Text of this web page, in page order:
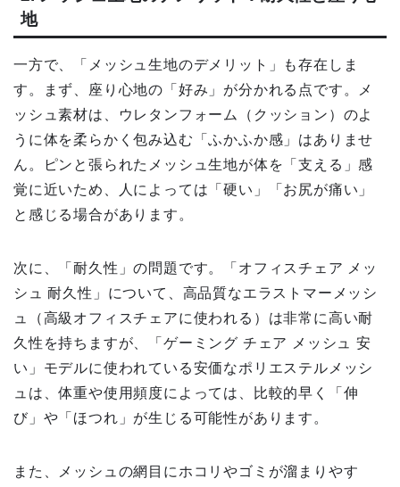
地
一方で、「メッシュ生地のデメリット」も存在しま
す。まず、座り心地の「好み」が分かれる点です。メ
ッシュ素材は、ウレタンフォーム（クッション）のよ
うに体を柔らかく包み込む「ふかふか感」はありませ
ん。ピンと張られたメッシュ生地が体を「支える」感
覚に近いため、人によっては「硬い」「お尻が痛い」
と感じる場合があります。
次に、「耐久性」の問題です。「オフィスチェア メッ
シュ 耐久性」について、高品質なエラストマーメッシ
ュ（高級オフィスチェアに使われる）は非常に高い耐
久性を持ちますが、「ゲーミング チェア メッシュ 安
い」モデルに使われている安価なポリエステルメッシ
ュは、体重や使用頻度によっては、比較的早く「伸
び」や「ほつれ」が生じる可能性があります。
また、メッシュの網目にホコリやゴミが溜まりやす